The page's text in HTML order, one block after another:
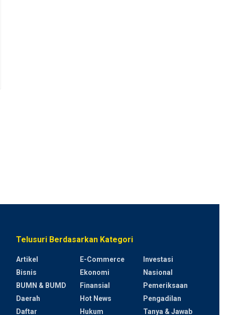
Telusuri Berdasarkan Kategori
Artikel
Bisnis
BUMN & BUMD
Daerah
Daftar
E-Commerce
Ekonomi
Finansial
Hot News
Hukum
Investasi
Nasional
Pemeriksaan
Pengadilan
Tanya & Jawab